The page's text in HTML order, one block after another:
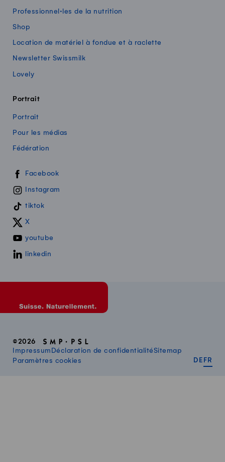
Professionnel·les de la nutrition
Shop
Location de matériel à fondue et à raclette
Newsletter Swissmilk
Lovely
Portrait
Portrait
Pour les médias
Fédération
Swissmilk sur les réseaux sociaux
Facebook
Instagram
tiktok
X
youtube
linkedin
©2026
Impressum Déclaration de confidentialitéSitemap
Paramètres cookies
DE FR